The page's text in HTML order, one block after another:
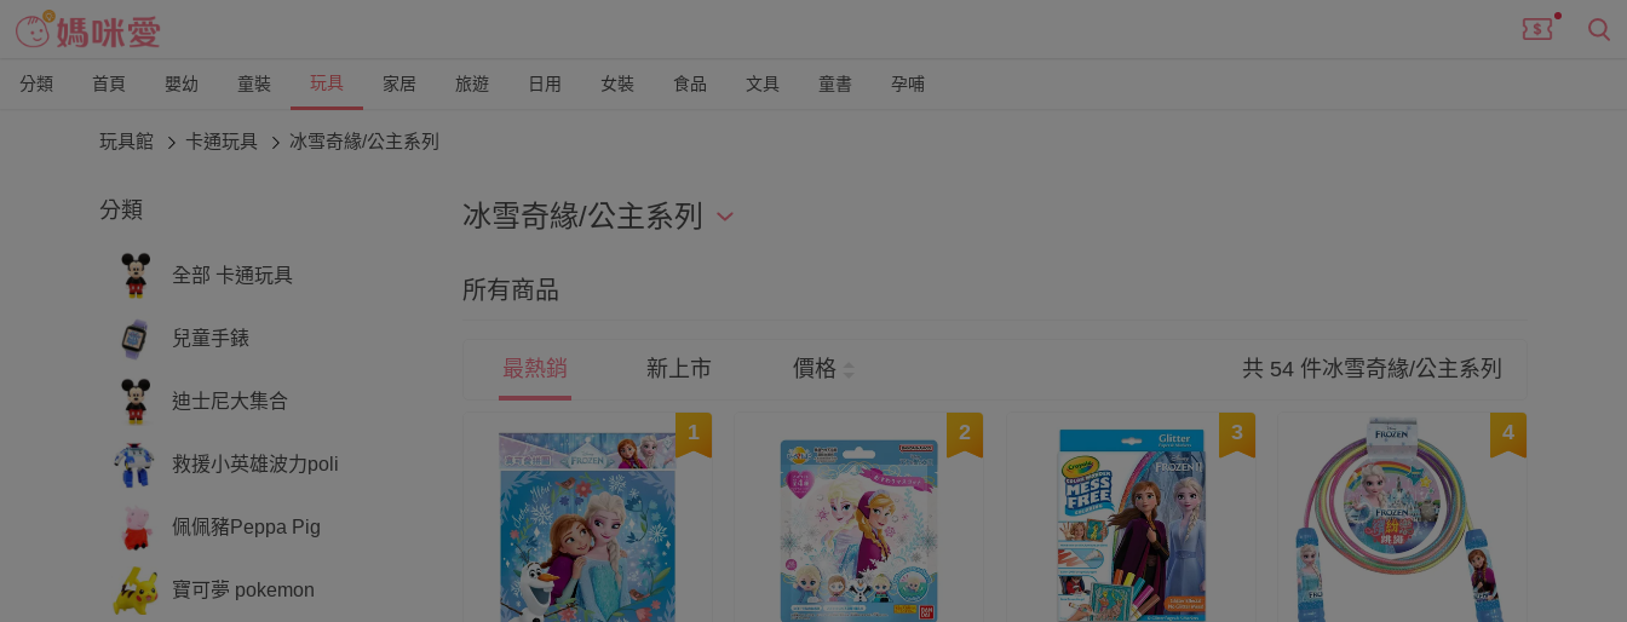
分類 首頁 嬰幼 童裝 玩具 家居 旅遊 日用 女裝 食品 文具 童書 孕哺
玩具館 卡通玩具 冰雪奇緣/公主系列
分類
全部 卡通玩具
兒童手錶
迪士尼大集合
救援小英雄波力poli
佩佩豬Peppa Pig
寶可夢 pokemon
冰雪奇緣/公主系列
迪士尼公主和冰雪奇緣的 Elsa 公主人氣實在太高了！特別幫媽咪整理出公主們的家家酒、玩具、繪本、物品們，家有冰
雪奇緣控的寶貝千萬別錯過囉～
所有商品
最熱銷 新上市 價格 共 54 件冰雪奇緣/公主系列
1 2 3 4